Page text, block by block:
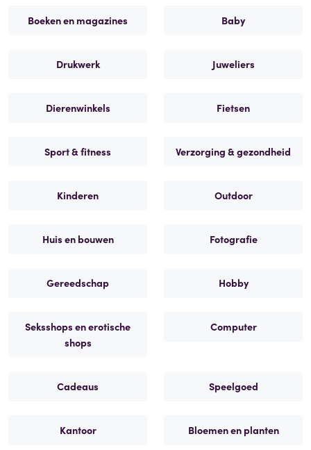
Boeken en magazines Baby
Drukwerk Juweliers
Dierenwinkels Fietsen
Sport & fitness Verzorging & gezondheid
Kinderen Outdoor
Huis en bouwen Fotografie
Gereedschap Hobby
Seksshops en erotische
shops
Computer
Cadeaus Speelgoed
Kantoor Bloemen en planten